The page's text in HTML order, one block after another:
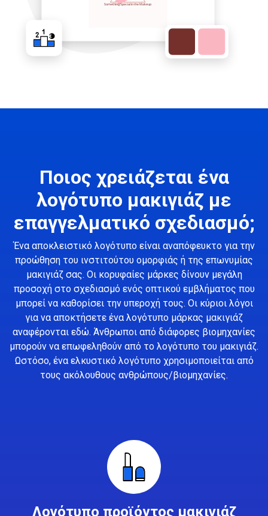
Ποιος χρειάζεται ένα
λογότυπο μακιγιάζ με
επαγγελματικό σχεδιασμό;
Ένα αποκλειστικό λογότυπο είναι αναπόφευκτο για την
προώθηση του ινστιτούτου ομορφιάς ή της επωνυμίας
μακιγιάζ σας. Οι κορυφαίες μάρκες δίνουν μεγάλη
προσοχή στο σχεδιασμό ενός οπτικού εμβλήματος που
μπορεί να καθορίσει την υπεροχή τους. Οι κύριοι λόγοι
για να αποκτήσετε ένα λογότυπο μάρκας μακιγιάζ
αναφέρονται εδώ. Άνθρωποι από διάφορες βιομηχανίες
μπορούν να επωφεληθούν από το λογότυπο του μακιγιάζ.
Ωστόσο, ένα ελκυστικό λογότυπο χρησιμοποιείται από
τους ακόλουθους ανθρώπους/βιομηχανίες.
Λογότυπο προϊόντος μακιγιάζ